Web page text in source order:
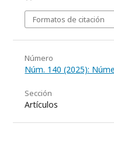
Formatos de citación
Número
Núm. 140 (2025):
Sección
Artículos